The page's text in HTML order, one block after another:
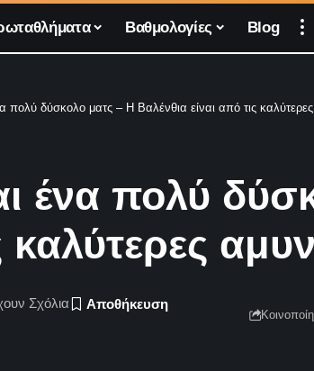
Βαθμολογίες Blog
πολύ δύσκολο ματς – Η Βαλένθια είναι από τις καλύτερες
ένα πολύ
καλύτερες
Σχόλια